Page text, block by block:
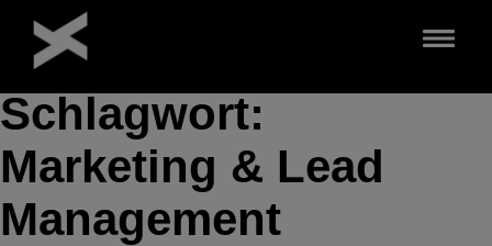
Direkt
zum
Inhalt
Schlagwort:
Marketing & Lead
Management